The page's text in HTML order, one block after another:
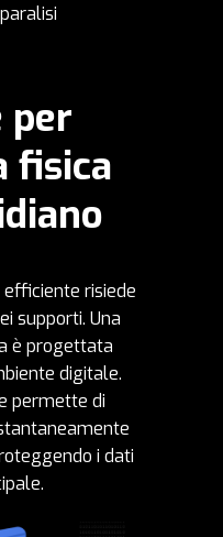
per
fisica
efficiente risiede
supporti. Una
è progettata
digitale.
permette di
i dati